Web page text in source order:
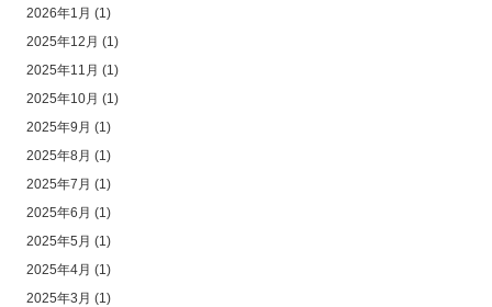
2026年1月 (1)
2025年12月 (1)
2025年11月 (1)
2025年10月 (1)
2025年9月 (1)
2025年8月 (1)
2025年7月 (1)
2025年6月 (1)
2025年5月 (1)
2025年4月 (1)
2025年3月 (1)